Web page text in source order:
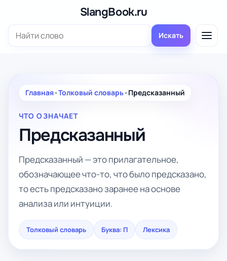
содержимому
SlangBook.ru
Поиск: Искать
Главная•Толковый словарь• Предсказанный
ЧТО ОЗНАЧАЕТ
Предсказанный
Предсказанный — это прилагательное,
обозначающее что-то, что было предсказано,
то есть предсказано заранее на основе
анализа или интуиции.
Толковый словарь Буква: П Лексика